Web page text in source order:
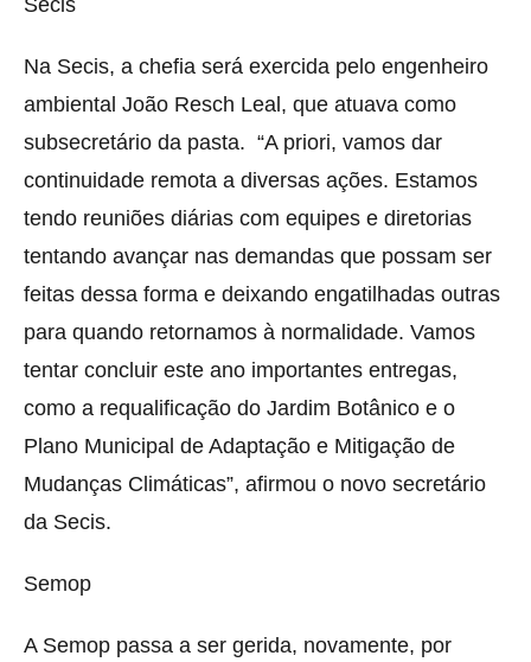
Na Secis, a chefia será exercida pelo engenheiro
ambiental João Resch Leal, que atuava como
subsecretário da pasta. “A priori, vamos dar
continuidade remota a diversas ações. Estamos
tendo reuniões diárias com equipes e diretorias
tentando avançar nas demandas que possam ser
feitas dessa forma e deixando engatilhadas outras
para quando retornamos à normalidade. Vamos
tentar concluir este ano importantes entregas,
como a requalificação do Jardim Botânico e o
Plano Municipal de Adaptação e Mitigação de
Mudanças Climáticas”, afirmou o novo secretário
da Secis.
Semop
A Semop passa a ser gerida, novamente, por